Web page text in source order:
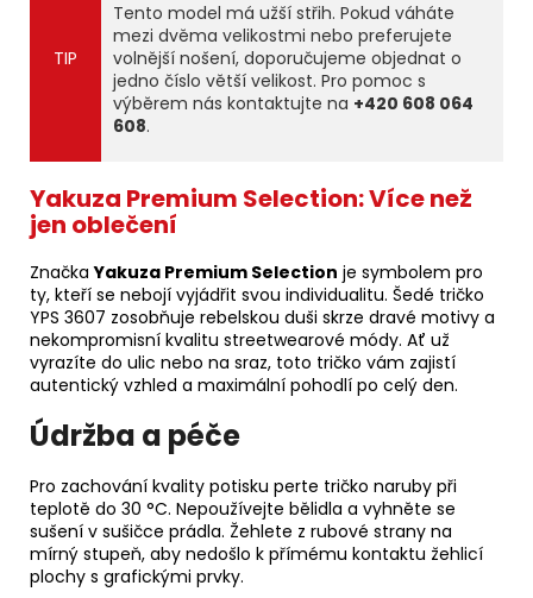
TIP
Tento model má užší střih. Pokud váháte
mezi dvěma velikostmi nebo preferujete
volnější nošení, doporučujeme objednat o
jedno číslo větší velikost. Pro pomoc s
výběrem nás kontaktujte na +420 608 064
608.
Yakuza Premium Selection: Více než
jen oblečení
ZnačkaYakuza Premium Selection je symbolem pro
ty, kteří se nebojí vyjádřit svou individualitu. Šedé tričko
YPS 3607 zosobňuje rebelskou duši skrze dravé motivy a
nekompromisní kvalitu streetwearové módy. Ať už
vyrazíte do ulic nebo na sraz, toto tričko vám zajistí
autentický vzhled a maximální pohodlí po celý den.
Údržba a péče
Pro zachování kvality potisku perte tričko naruby při
teplotě do 30 °C. Nepoužívejte bělidla a vyhněte se
sušení v sušičce prádla. Žehlete z rubové strany na
mírný stupeň, aby nedošlo k přímému kontaktu žehlicí
plochy s grafickými prvky.